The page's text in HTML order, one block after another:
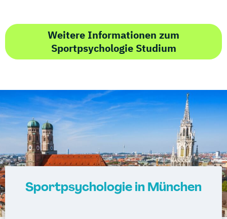
Weitere Informationen zum
Sportpsychologie Studium
Sportpsychologie in München